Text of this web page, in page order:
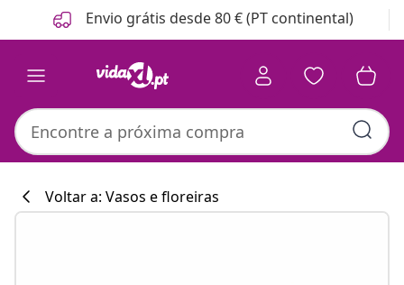
Anterior
Seguinte Envio grátis desde 80 € (PT continental)
Voltar a: Vasos e floreiras